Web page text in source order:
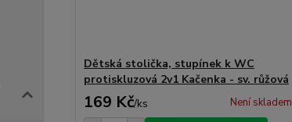
Dětská stolička, stupínek k WC
protiskluzová 2v1 Kačenka - sv. růžová
169 Kč/ks Není skladem